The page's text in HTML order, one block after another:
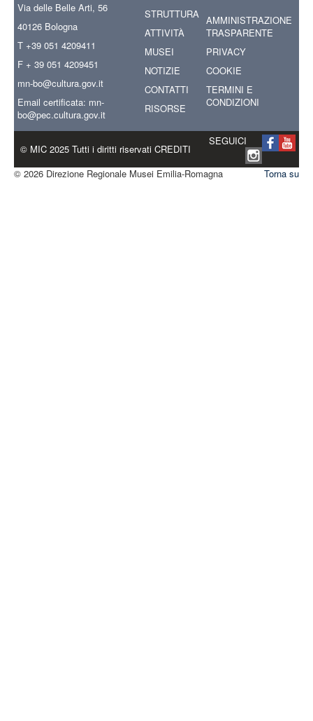
Via delle Belle Arti, 56
40126 Bologna
T +39 051 4209411
F + 39 051 4209451
mn-bo@cultura.gov.it
Email certificata: mn-
bo@pec.cultura.gov.it
STRUTTURA
ATTIVITÀ
MUSEI
NOTIZIE
CONTATTI
RISORSE
AMMINISTRAZIONE
TRASPARENTE
PRIVACY
COOKIE
TERMINI E
CONDIZIONI
© MIC 2025 Tutti i diritti riservati CREDITI
SEGUICI
Torna su
© 2026 Direzione Regionale Musei Emilia-Romagna